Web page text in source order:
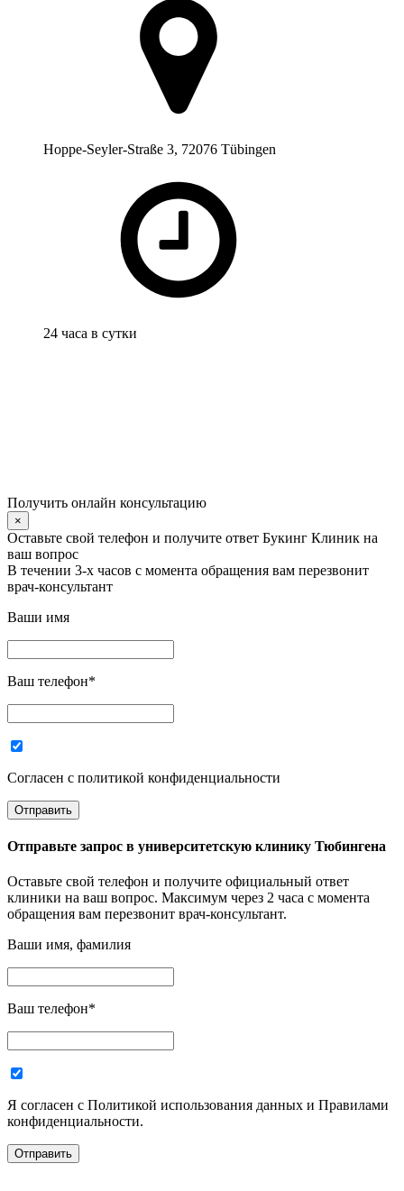
Hoppe-Seyler-Straße 3, 72076 Tübingen
24 часа в сутки
Получить онлайн консультацию
×
Оставьте свой телефон и получите ответ Букинг Клиник на
ваш вопрос
В течении 3-х часов с момента обращения вам перезвонит
врач-консультант
Ваши имя
Ваш телефон*
Согласен с политикой конфиденциальности
Отправьте запрос в университетскую клинику Тюбингена
Оставьте свой телефон и получите официальный ответ
клиники на ваш вопрос. Максимум через 2 часа с момента
обращения вам перезвонит врач-консультант.
Ваши имя, фамилия
Ваш телефон*
Я согласен с Политикой использования данных и Правилами
конфиденциальности.